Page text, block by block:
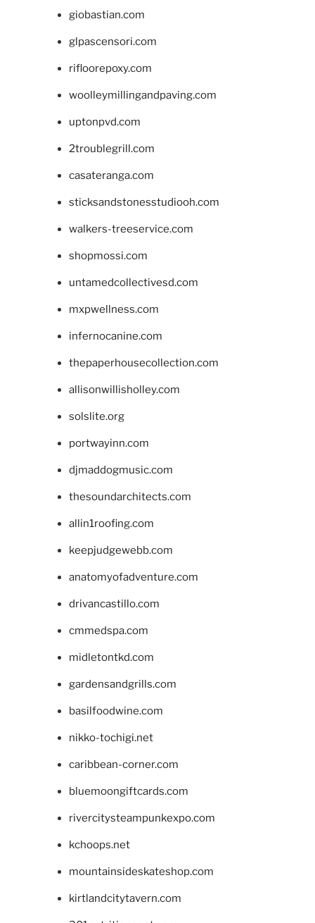
giobastian.com
glpascensori.com
rifloorepoxy.com
woolleymillingandpaving.com
uptonpvd.com
2troublegrill.com
casateranga.com
sticksandstonesstudiooh.com
walkers-treeservice.com
shopmossi.com
untamedcollectivesd.com
mxpwellness.com
infernocanine.com
thepaperhousecollection.com
allisonwillisholley.com
solslite.org
portwayinn.com
djmaddogmusic.com
thesoundarchitects.com
allin1roofing.com
keepjudgewebb.com
anatomyofadventure.com
drivancastillo.com
cmmedspa.com
midletontkd.com
gardensandgrills.com
basilfoodwine.com
nikko-tochigi.net
caribbean-corner.com
bluemoongiftcards.com
rivercitysteampunkexpo.com
kchoops.net
mountainsideskateshop.com
kirtlandcitytavern.com